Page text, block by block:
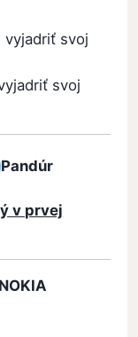
vyjadriť svoj
svoj
Pandúr
v prvej
NOKIA